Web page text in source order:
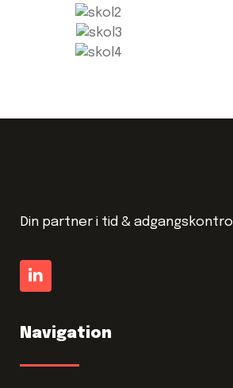
Din partner i tid & adgangskontrol
Navigation